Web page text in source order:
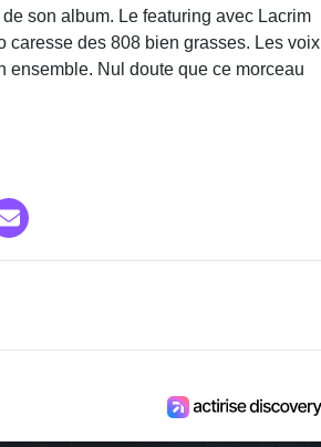
son album. Le featuring avec Lacrim
caresse des 808 bien grasses. Les voix
ensemble. Nul doute que ce morceau